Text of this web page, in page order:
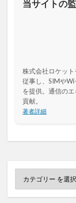
当サイトの
株式会社ロケッ
従事し、SIMや
を提供。通信の
貢献。
著者詳細